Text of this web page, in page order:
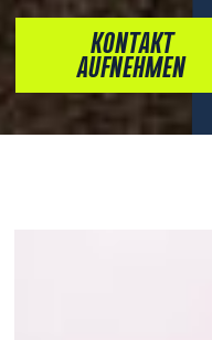
KONTAKT
AUFNEHMEN